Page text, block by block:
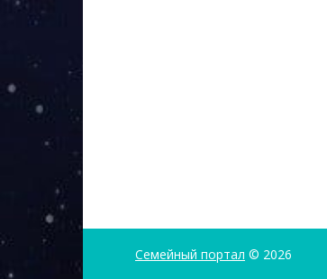
Семейный портал © 2026